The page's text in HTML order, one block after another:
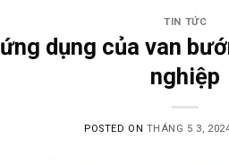
TIN TỨC
dụng của van
nghiệp
POSTED ON THÁNG 5 3,